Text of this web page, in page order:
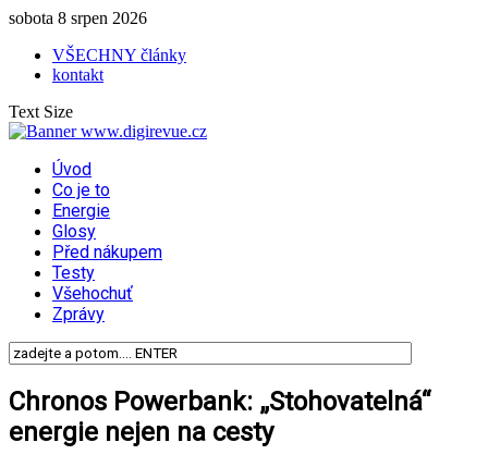
sobota 8 srpen 2026
VŠECHNY články
kontakt
Text Size
Úvod
Co je to
Energie
Glosy
Před nákupem
Testy
Všehochuť
Zprávy
Chronos Powerbank: „Stohovatelná“
energie nejen na cesty